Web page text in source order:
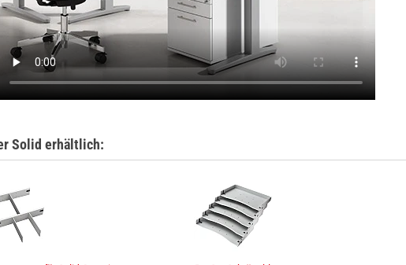
Solid erhältlich: